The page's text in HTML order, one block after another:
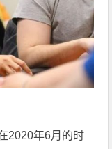
2020年6月的时